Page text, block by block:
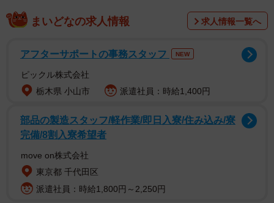
まいどなの求人情報 求人情報一覧へ
アフターサポートの事務スタッフ NEW
ピックル株式会社
栃木県 小山市
派遣社員：時給1,400円
部品の製造スタッフ/軽作業/即日入寮/住み込み/寮
完備/8割入寮希望者
move on株式会社
東京都 千代田区
派遣社員：時給1,800円～2,250円